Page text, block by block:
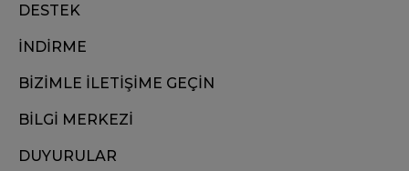
DESTEK
İNDİRME
BİZİMLE İLETİŞİME GEÇİN
BİLGİ MERKEZİ
DUYURULAR